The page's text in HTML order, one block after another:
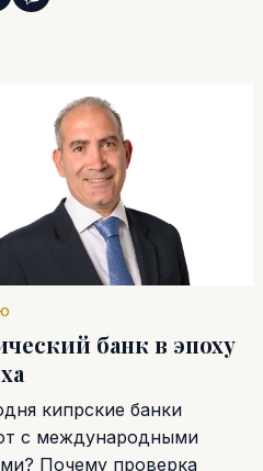
банк в эпоху
кипрские банки
с международными
Почему проверка